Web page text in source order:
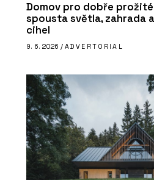
Domov pro dobře
spousta světla, zahrada
cihel
9. 6. 2026 / ADVERTORIAL